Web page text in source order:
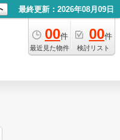
最終更新：2026年08月09日
00件
最近見た物件
00件
検討リスト